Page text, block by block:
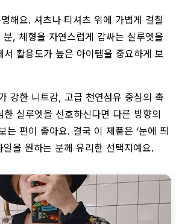
해요. 셔츠나 티셔츠 위에 가볍게 걸칠
분, 체형을 자연스럽게 감싸는 실루엣을
활용도가 높은 아이템을 중요하게 보
강한 니트감, 고급 천연섬유 중심의 촉
실루엣을 선호하신다면 다른 방향의
는 편이 좋아요. 결국 이 제품은 ‘눈에 띄
일을 원하는 분께 유리한 선택지예요.